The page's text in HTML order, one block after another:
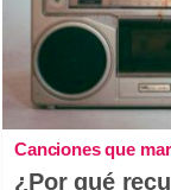
Canciones que
¿Por qué